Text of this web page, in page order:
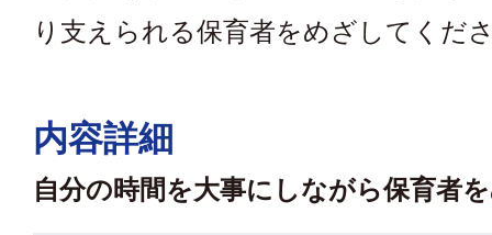
り支えられる保育者をめざしてくだ
内容詳細
自分の時間を大事にしながら保育者